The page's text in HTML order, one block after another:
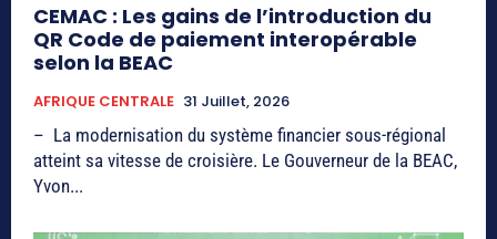
CEMAC : Les gains de l’introduction du
QR Code de paiement interopérable
selon la BEAC
AFRIQUE CENTRALE 31 Juillet, 2026
– La modernisation du système financier sous-régional
atteint sa vitesse de croisière. Le Gouverneur de la BEAC,
Yvon...